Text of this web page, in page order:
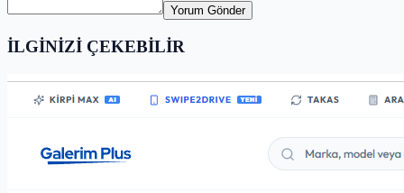
Yorum Gönder
İLGİNİZİ ÇEKEBİLİR